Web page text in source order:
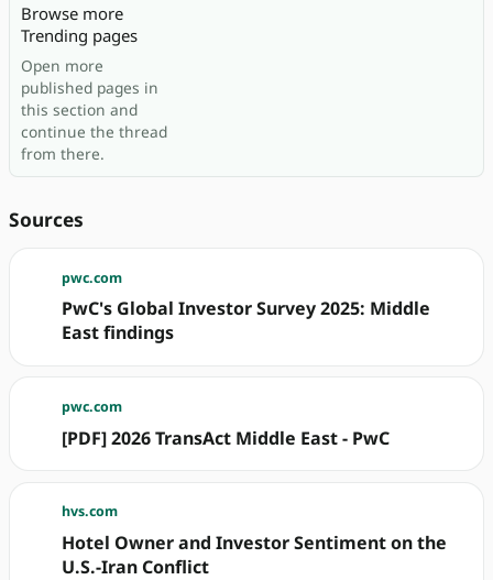
Browse more
Trending pages
Open more
published pages in
this section and
continue the thread
from there.
Sources
pwc.com
PwC's Global Investor Survey 2025: Middle
East findings
pwc.com
[PDF] 2026 TransAct Middle East - PwC
hvs.com
Hotel Owner and Investor Sentiment on the
U.S.-Iran Conflict